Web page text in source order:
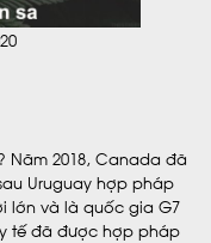
2018, Canada đã
Uruguay hợp pháp
lớn và là quốc gia G7
tế đã được hợp pháp